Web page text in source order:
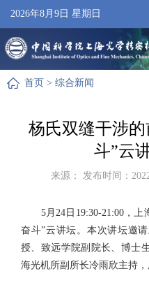
2026年8月9日 星期日
首页 > 综合新闻
杨氏双缝干涉的
斗”云
来源： 发布时间：
5月24日19:30-21:00，上
奋斗”云讲坛。本次讲坛邀
授、致远学院副院长、博士
海光机所副所长冷雨欣主持，